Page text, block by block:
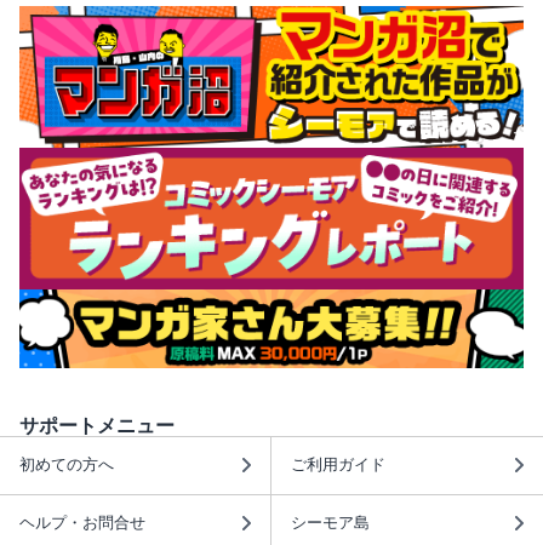
サポートメニュー
初めての方へ ご利用ガイド
ヘルプ・お問合せ シーモア島